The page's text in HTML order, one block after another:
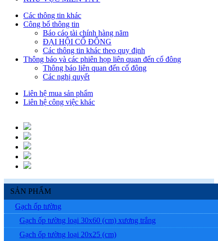
Các thông tin khác
Công bố thông tin
Báo cáo tài chính hàng năm
ĐẠI HỘI CỔ ĐÔNG
Các thông tin khác theo quy định
Thông báo và các phiên họp liên quan đến cổ đông
Thông báo liên quan đến cổ đông
Các nghị quyết
Liên hệ mua sản phẩm
Liên hệ công việc khác
SẢN PHẨM
Gạch ốp tường
Gạch ốp tường loại 30x60 (cm) xương trắng
Gạch ốp tường loại 20x25 (cm)